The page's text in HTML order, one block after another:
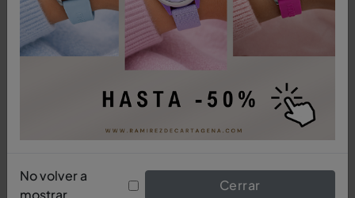
No volver a
mostrar
Cerrar